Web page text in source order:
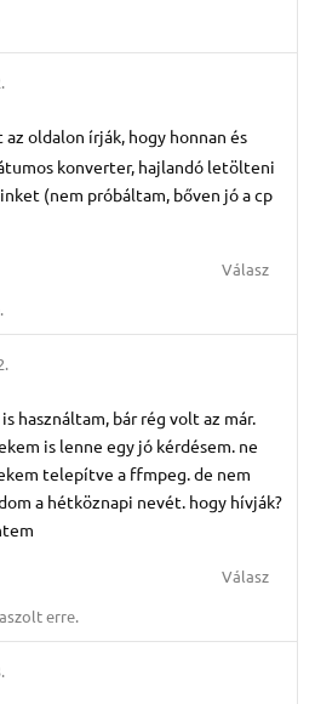
oldalon írják, hogy honnan és
konverter, hajlandó letölteni
(nem próbáltam, bőven jó a cp
Válasz
használtam, bár rég volt az már.
is lenne egy jó kérdésem. ne
telepítve a ffmpeg. de nem
a hétköznapi nevét. hogy hívják?
Válasz
erre.